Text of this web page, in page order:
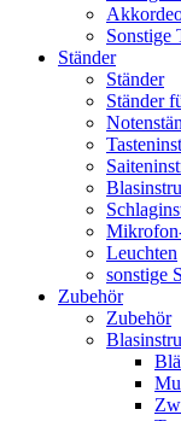
Sonstige
Ständer
Ständer
Ständer
Leuchten
sonstige
Zubehör
Zubehör